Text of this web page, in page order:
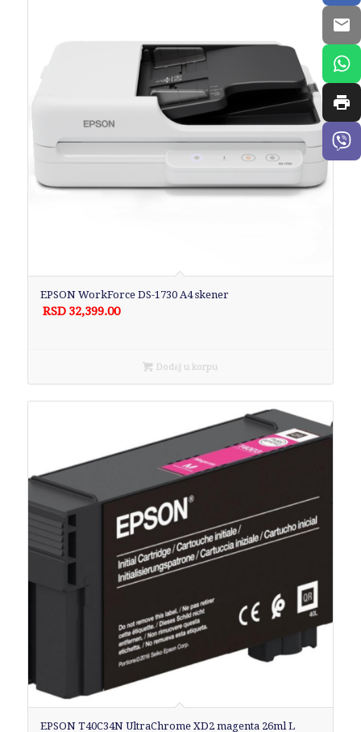
EPSON WorkForce DS-1730 A4 skener
RSD 32,399.00
Dodaj u korpu
EPSON T40C34N UltraChrome XD2 magenta 26ml L